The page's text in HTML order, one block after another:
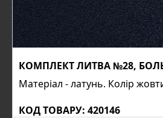
КОМПЛЕКТ ЛИТВА №28,
Матеріал - латунь. Колір
КОД ТОВАРУ: 420146